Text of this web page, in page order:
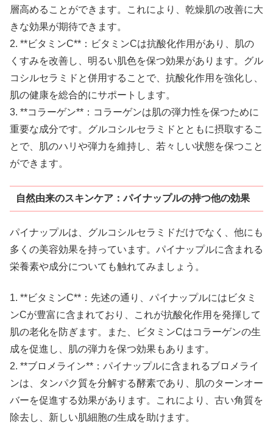
層高めることができます。これにより、乾燥肌の改善に大
きな効果が期待できます。
2. **ビタミンC**：ビタミンCは抗酸化作用があり、肌の
くすみを改善し、明るい肌色を保つ効果があります。グル
コシルセラミドと併用することで、抗酸化作用を強化し、
肌の健康を総合的にサポートします。
3. **コラーゲン**：コラーゲンは肌の弾力性を保つために
重要な成分です。グルコシルセラミドとともに摂取するこ
とで、肌のハリや弾力を維持し、若々しい状態を保つこと
ができます。
自然由来のスキンケア：パイナップルの持つ他の効果
パイナップルは、グルコシルセラミドだけでなく、他にも
多くの美容効果を持っています。パイナップルに含まれる
栄養素や成分についても触れてみましょう。
1. **ビタミンC**：先述の通り、パイナップルにはビタミ
ンCが豊富に含まれており、これが抗酸化作用を発揮して
肌の老化を防ぎます。また、ビタミンCはコラーゲンの生
成を促進し、肌の弾力を保つ効果もあります。
2. **ブロメライン**：パイナップルに含まれるブロメライ
ンは、タンパク質を分解する酵素であり、肌のターンオー
バーを促進する効果があります。これにより、古い角質を
除去し、新しい肌細胞の生成を助けます。